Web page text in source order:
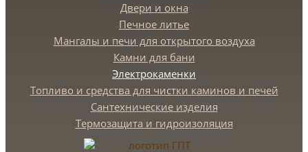
Двери и окна
Печное литье
Мангалы и печи для открытого воздуха
Камни для бани
Электрокаменки
Топливо и средства для чистки каминов и печей
Сантехнические изделия
Термозащита и гидроизоляция